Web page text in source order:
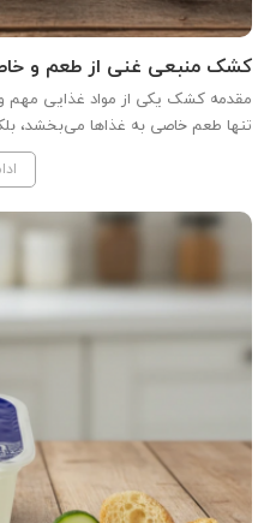
کشک منبعی غنی از طعم و
مقدمه کشک یکی از مواد غذایی مهم و
تنها طعم خاصی به غذاها می‌بخشد،
ماده غذایی به‌ویژه در تهیه
غذاهای سنتی ایران است، به کار